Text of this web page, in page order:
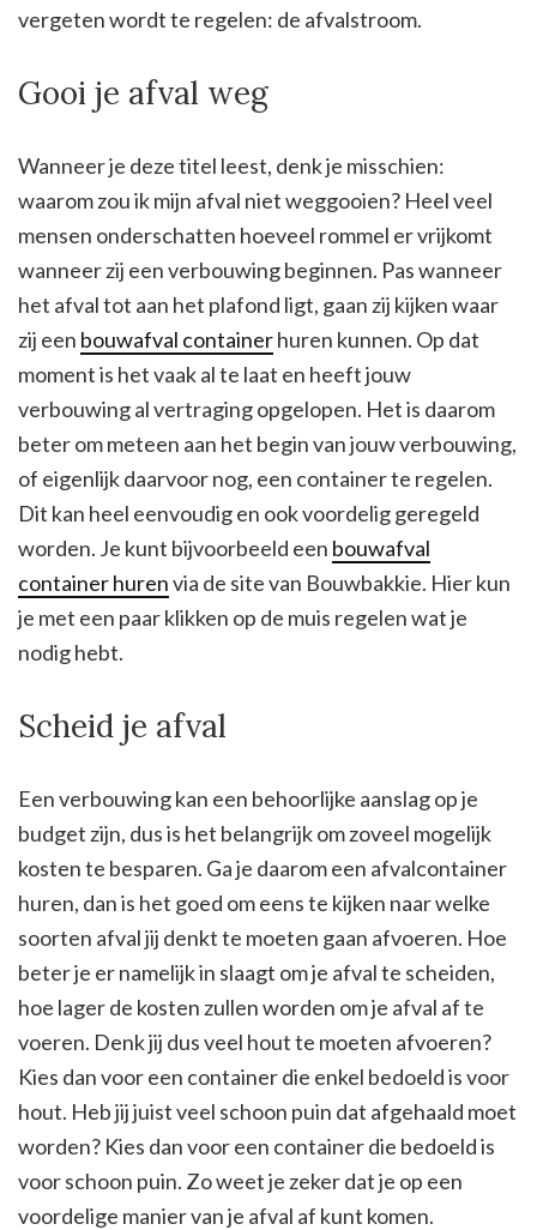
vergeten wordt te regelen: de afvalstroom.
Gooi je afval weg
Wanneer je deze titel leest, denk je misschien:
waarom zou ik mijn afval niet weggooien? Heel veel
mensen onderschatten hoeveel rommel er vrijkomt
wanneer zij een verbouwing beginnen. Pas wanneer
het afval tot aan het plafond ligt, gaan zij kijken waar
zij een bouwafval containerhuren kunnen. Op dat
moment is het vaak al te laat en heeft jouw
verbouwing al vertraging opgelopen. Het is daarom
beter om meteen aan het begin van jouw verbouwing,
of eigenlijk daarvoor nog, een container te regelen.
Dit kan heel eenvoudig en ook voordelig geregeld
worden. Je kunt bijvoorbeeld een bouwafval
container hurenvia de site van Bouwbakkie. Hier kun
je met een paar klikken op de muis regelen wat je
nodig hebt.
Scheid je afval
Een verbouwing kan een behoorlijke aanslag op je
budget zijn, dus is het belangrijk om zoveel mogelijk
kosten te besparen. Ga je daarom een afvalcontainer
huren, dan is het goed om eens te kijken naar welke
soorten afval jij denkt te moeten gaan afvoeren. Hoe
beter je er namelijk in slaagt om je afval te scheiden,
hoe lager de kosten zullen worden om je afval af te
voeren. Denk jij dus veel hout te moeten afvoeren?
Kies dan voor een container die enkel bedoeld is voor
hout. Heb jij juist veel schoon puin dat afgehaald moet
worden? Kies dan voor een container die bedoeld is
voor schoon puin. Zo weet je zeker dat je op een
voordelige manier van je afval af kunt komen.